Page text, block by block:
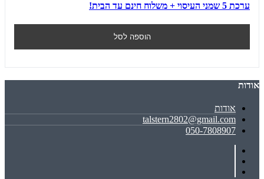
ערכת 5 שמני העיסוי + משלוח חינם עד הבית!
הוספה לסל
אודות
אודות
talstern2802@gmail.com
050-7808907